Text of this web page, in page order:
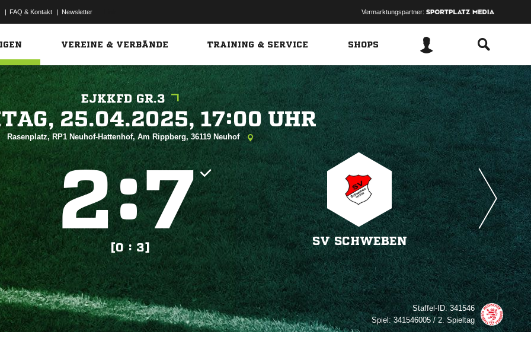
| FAQ & Kontakt | Newsletter Vermarktungspartner:
VEREINE & VERBÄNDE TRAINING & SERVICE SHOPS
EJKKFD GR.3
  
Rasenplatz, RP1 Neuhof-Hattenhof, Am Rippberg, 36119 Neuhof
:
[0 : 3]
SV SCHWEBEN
Staffel-ID:341546
Spiel:341546005 / 2. Spieltag